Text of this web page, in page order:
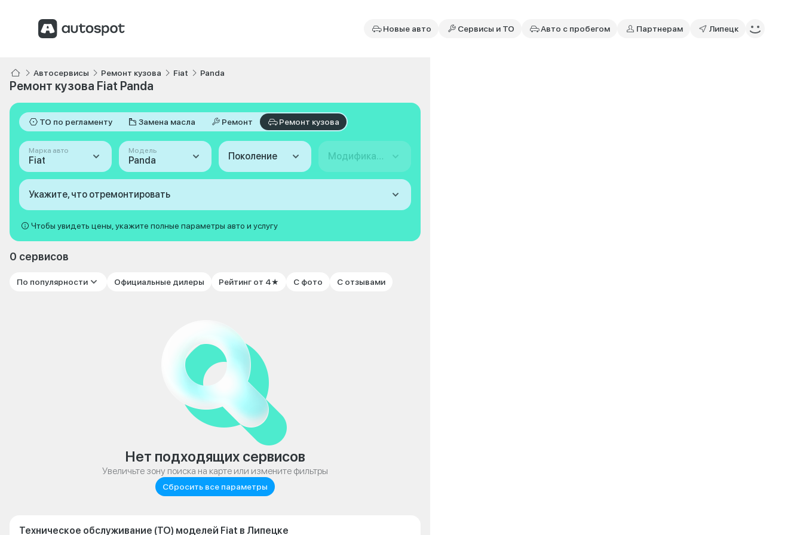
Новые авто Сервисы и ТО Авто с пробегом Партнерам Липецк
Автосервисы Ремонт кузова Fiat Panda
Ремонт кузова Fiat Panda
ТО по регламенту Замена масла Ремонт Ремонт кузова
Марка авто
Fiat
Модель
Panda Поколение Модификация
Укажите, что отремонтировать
Чтобы увидеть цены, укажите полные параметры авто и услугу
0 сервисов
По популярности Официальные дилеры Рейтинг от 4★ С фото С отзывами
Нет подходящих сервисов
Увеличьте зону поиска на карте или измените фильтры
Сбросить все параметры
Техническое обслуживание (ТО) моделей Fiat в Липецке